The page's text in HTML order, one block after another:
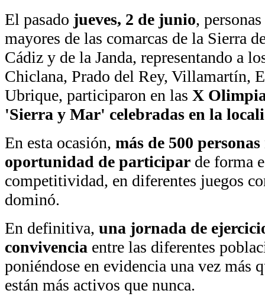
El pasado jueves, 2 de junio, personas
mayores de las comarcas de la Sierra
Cádiz y de la Janda, representando a
Chiclana, Prado del Rey, Villamartín,
Ubrique, participaron en las X
'Sierra y Mar' celebradas en la
En esta ocasión, más de 500
oportunidad de participar de forma
competitividad, en diferentes juegos
dominó.
En definitiva, una jornada de
convivencia entre las diferentes
poniéndose en evidencia una vez más
están más activos que nunca.